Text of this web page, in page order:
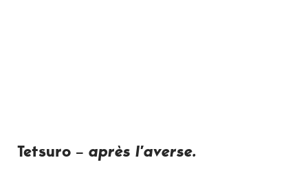
Tetsuro – après l’averse.